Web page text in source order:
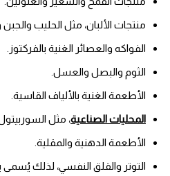
منتجات الألبان، مثل الحليب والجبن
الفواكه والعصائر الغنية بالفركتوز.
الثوم والبصل والعسل.
الأطعمة الغنية بالألياف القاسية.
المحليات الصناعية، مثل
الأطعمة الدهنية والمقلية.
التوتر والقلق النفسي، لذلك يُسمى